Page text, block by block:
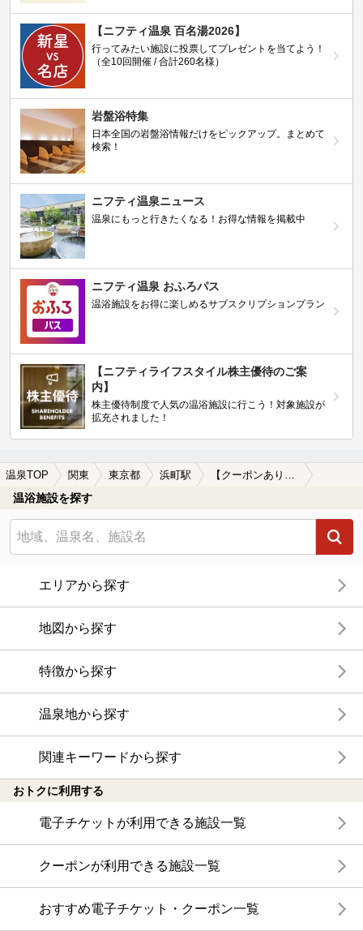
【ニフティ温泉 百名湯2026】
行ってみたい施設に投票してプレゼントを当てよう！
（全10回開催 / 合計260名様）
岩盤浴特集
日本全国の岩盤浴情報だけをピックアップ。まとめて
検索！
ニフティ温泉ニュース
温泉にもっと行きたくなる！お得な情報を掲載中
ニフティ温泉 おふろパス
温浴施設をお得に楽しめるサブスクリプションプラン
【ニフティライフスタイル株主優待のご案
内】
株主優待制度で人気の温浴施設に行こう！対象施設が
拡充されました！
温泉TOP 関東 東京都 浜町駅
温浴施設を探す
エリアから探す
地図から探す
特徴から探す
温泉地から探す
関連キーワードから探す
おトクに利用する
電子チケットが利用できる施設一覧
クーポンが利用できる施設一覧
おすすめ電子チケット・クーポン一覧